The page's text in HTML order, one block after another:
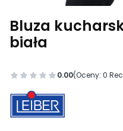
Bluza
biała
0.00(Oceny: 0